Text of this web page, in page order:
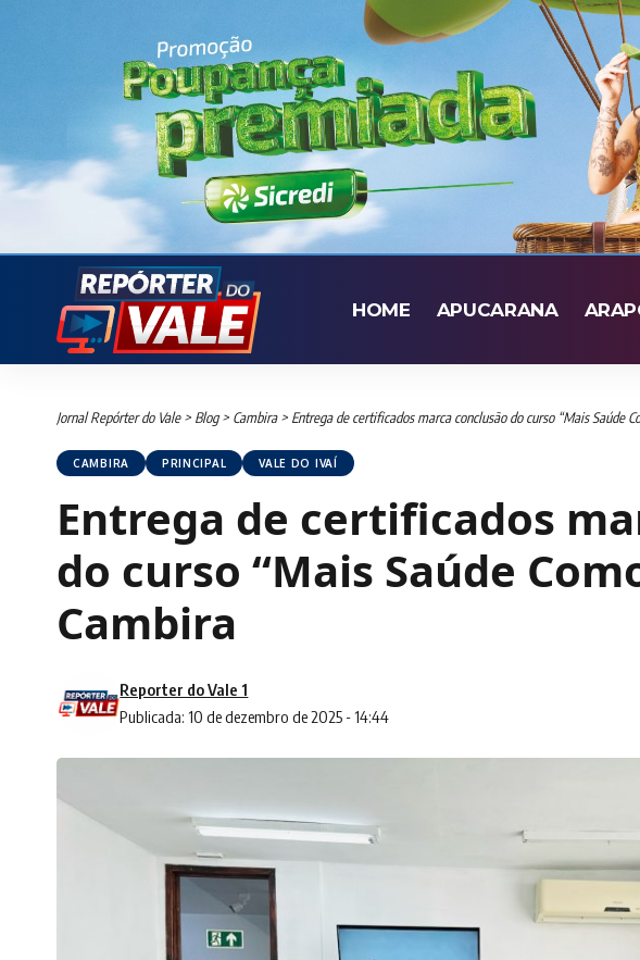
HOME APUCARANA
Jornal Repórter do Vale> Blog> Cambira> Entrega de certificados marca conclusão do curso “Mais Saúde
CAMBIRA PRINCIPAL VALE DO IVAÍ
Entrega de certificados
do curso “Mais Saúde
Cambira
Publicada: 10 de dezembro de 2025 - 14:44
Reporter do Vale 1